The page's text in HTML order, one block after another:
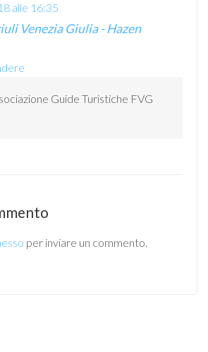
alle 16:35
Venezia Giulia - Hazen
Guide Turistiche FVG
per inviare un commento.